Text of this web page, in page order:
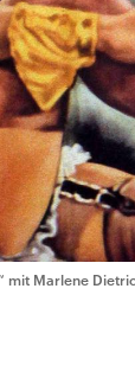
mit Marlene